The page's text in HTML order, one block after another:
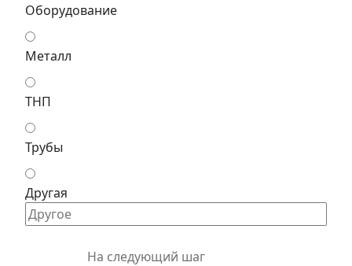
Оборудование
Металл
ТНП
Трубы
Другая
На следующий шаг